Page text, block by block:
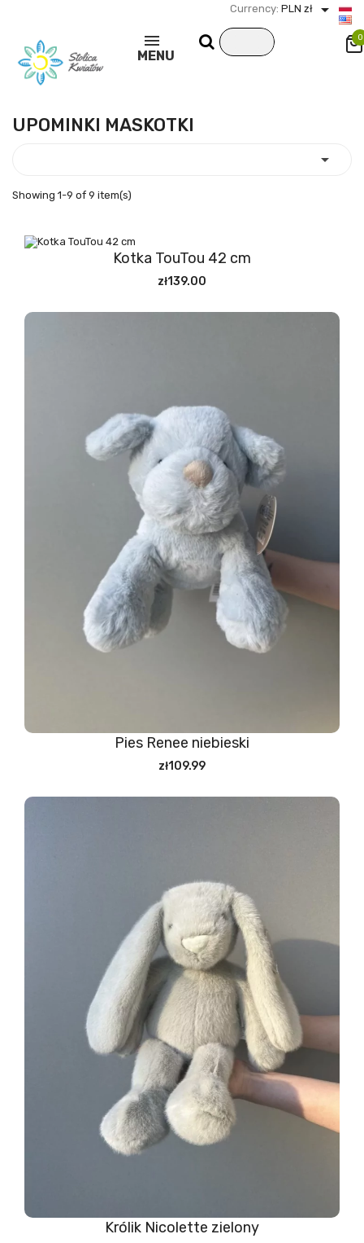
Currency: PLN zł 
MENU
0
UPOMINKI MASKOTKI

Showing 1-9 of 9 item(s)
Kotka TouTou 42 cm
zł139.00
Pies Renee niebieski
zł109.99
Królik Nicolette zielony